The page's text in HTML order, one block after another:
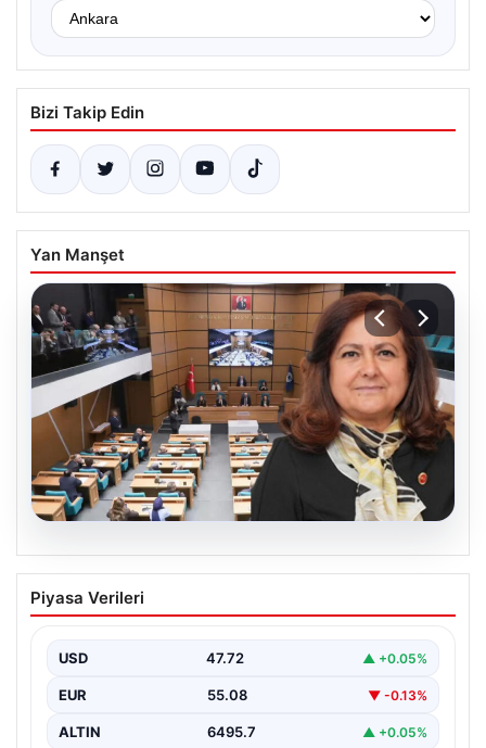
Bizi Takip Edin
Yan Manşet
05.08.2026
Üsküdar Belediyesi’nde başkanvekili
Sibel Tan Çetinkaya oldu
Piyasa Verileri
USD 47.72 ▲ +0.05%
EUR 55.08 ▼ -0.13%
ALTIN 6495.7 ▲ +0.05%